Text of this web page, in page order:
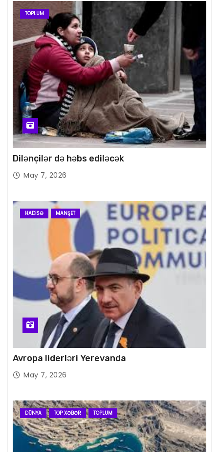
TOPLUM
Dilənçilər də həbs ediləcək
May 7, 2026
HADISƏ MANŞET
Avropa liderləri Yerevanda
May 7, 2026
DÜNYA TOP XƏBƏR TOPLUM